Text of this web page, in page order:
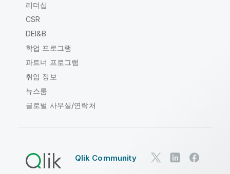
리더십
CSR
DEI&B
학업 프로그램
파트너 프로그램
취업 정보
뉴스룸
글로벌 사무실/연락처
Qlik Community